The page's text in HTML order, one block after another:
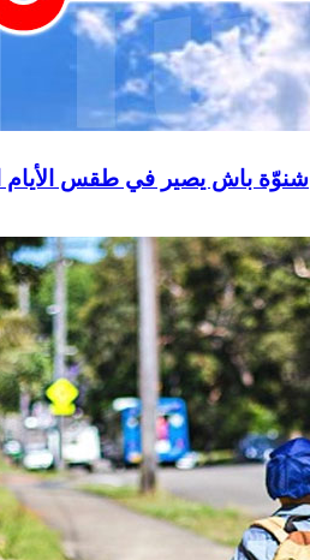
شنوّة باش يصير في طقس الأيام